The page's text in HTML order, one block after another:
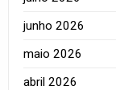
junho 2026
maio 2026
abril 2026